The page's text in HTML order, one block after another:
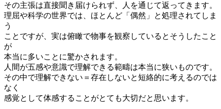
その主張は直接聞き届けられず、人を通じて返ってきます。
理屈や科学の世界では、ほとんど「偶然」と処理されてしま
う
ことですが、実は俯瞰で物事を観察しているとそうしたこと
が
本当に多いことに驚かされます。
人間が五感や意識で理解できる範疇は本当に狭いものです。
その中で理解できない＝存在しないと短絡的に考えるのでは
なく
感覚として体感することがとても大切だと思います。